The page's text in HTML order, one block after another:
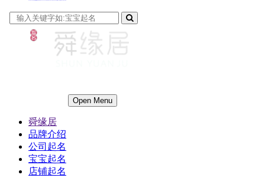
Open Menu
舜缘居
品牌介绍
公司起名
宝宝起名
店铺起名